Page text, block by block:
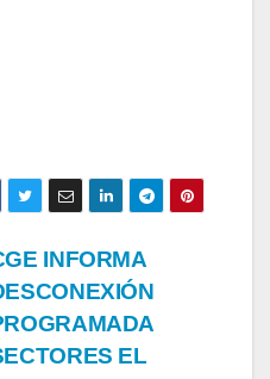
INFORMA
EL